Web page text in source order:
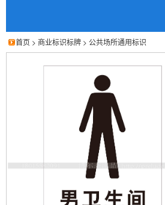
首页 > 商业标识标牌 > 公共场所通用标识
博尔杰 公共通